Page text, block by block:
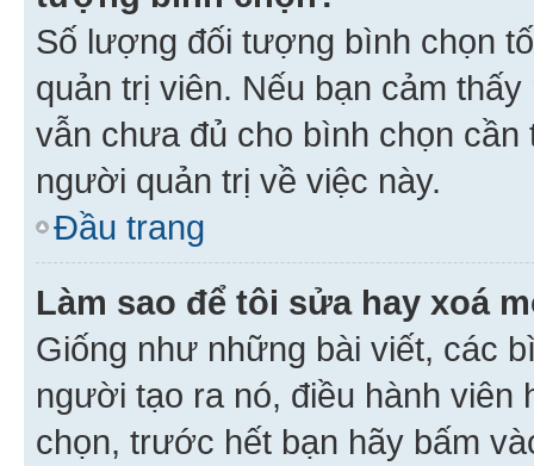
Số lượng đối tượng bình chọn
quản trị viên. Nếu bạn cảm
vẫn chưa đủ cho bình chọn
người quản trị về việc này.
Đầu trang
Làm sao để tôi sửa hay xoá
Giống như những bài viết, các
người tạo ra nó, điều hành
chọn, trước hết bạn hãy bấm